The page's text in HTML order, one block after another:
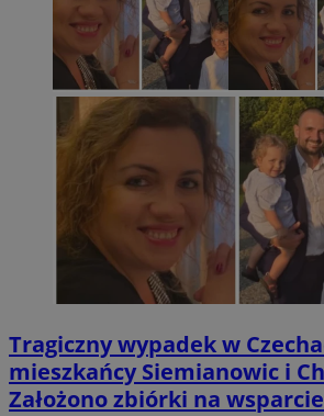
Tragiczny wypadek w
mieszkańcy Siemianowic i
Założono zbiórki na